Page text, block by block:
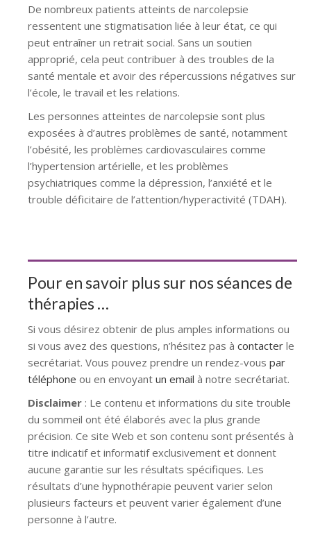
De nombreux patients atteints de narcolepsie
ressentent une stigmatisation liée à leur état, ce qui
peut entraîner un retrait social. Sans un soutien
approprié, cela peut contribuer à des troubles de la
santé mentale et avoir des répercussions négatives sur
l’école, le travail et les relations.
Les personnes atteintes de narcolepsie sont plus
exposées à d’autres problèmes de santé, notamment
l’obésité, les problèmes cardiovasculaires comme
l’hypertension artérielle, et les problèmes
psychiatriques comme la dépression, l’anxiété et le
trouble déficitaire de l’attention/hyperactivité (TDAH).
Pour en savoir plus sur nos séances de
thérapies …
Si vous désirez obtenir de plus amples informations ou
si vous avez des questions, n’hésitez pas à contacter le
secrétariat. Vous pouvez prendre un rendez-vous par
téléphone ou en envoyant un email à notre secrétariat.
Disclaimer : Le contenu et informations du site trouble
du sommeil ont été élaborés avec la plus grande
précision. Ce site Web et son contenu sont présentés à
titre indicatif et informatif exclusivement et donnent
aucune garantie sur les résultats spécifiques. Les
résultats d’une hypnothérapie peuvent varier selon
plusieurs facteurs et peuvent varier également d’une
personne à l’autre.